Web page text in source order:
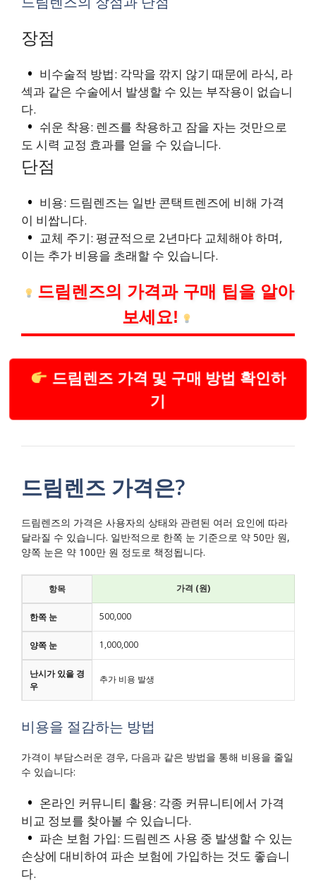
장점
비수술적 방법: 각막을 깎지 않기 때문에 라식, 라
섹과 같은 수술에서 발생할 수 있는 부작용이 없습니
다.
쉬운 착용: 렌즈를 착용하고 잠을 자는 것만으로
도 시력 교정 효과를 얻을 수 있습니다.
단점
비용: 드림렌즈는 일반 콘택트렌즈에 비해 가격
이 비쌉니다.
교체 주기: 평균적으로 2년마다 교체해야 하며,
이는 추가 비용을 초래할 수 있습니다.
드림렌즈의 가격과 구매 팁을 알아
보세요!
드림렌즈 가격 및 구매 방법 확인하
기
드림렌즈 가격은?
드림렌즈의 가격은 사용자의 상태와 관련된 여러 요인에 따라
달라질 수 있습니다. 일반적으로 한쪽 눈 기준으로 약 50만 원,
양쪽 눈은 약 100만 원 정도로 책정됩니다.
항목 가격 (원)
한쪽 눈 500,000
양쪽 눈 1,000,000
난시가 있을 경
우
추가 비용 발생
비용을 절감하는 방법
가격이 부담스러운 경우, 다음과 같은 방법을 통해 비용을 줄일
수 있습니다:
온라인 커뮤니티 활용: 각종 커뮤니티에서 가격
비교 정보를 찾아볼 수 있습니다.
파손 보험 가입: 드림렌즈 사용 중 발생할 수 있는
손상에 대비하여 파손 보험에 가입하는 것도 좋습니
다.